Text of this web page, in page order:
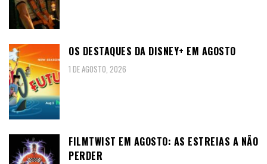
OS DESTAQUES DA DISNEY+ EM AGOSTO
1 DE AGOSTO, 2026
FILMTWIST EM AGOSTO: AS ESTREIAS A NÃO
PERDER